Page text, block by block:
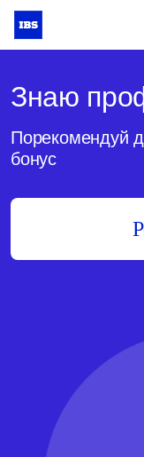
Знаю
Порекомендуй
бонус